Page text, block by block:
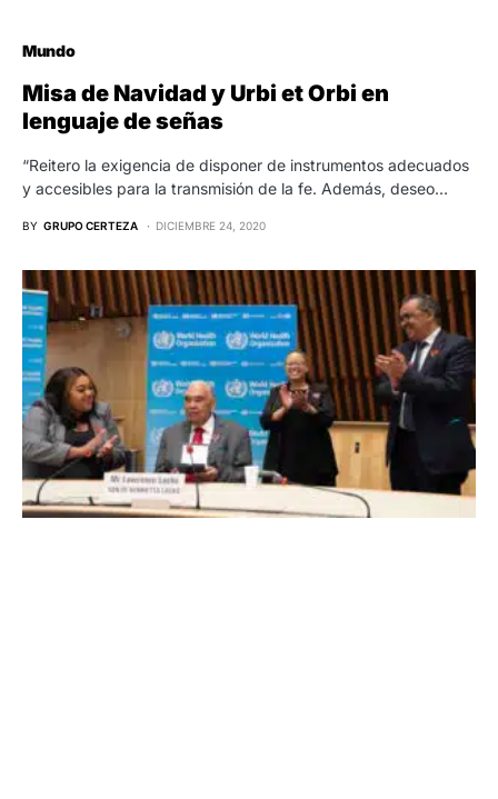
Mundo
Misa de Navidad y Urbi et Orbi en
lenguaje de señas
“Reitero la exigencia de disponer de instrumentos adecuados
y accesibles para la transmisión de la fe. Además, deseo…
BY GRUPO CERTEZA DICIEMBRE 24, 2020